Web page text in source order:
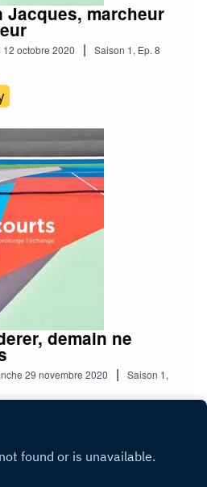
Jacques, marcheur
12 octobre 2020 | Saison 1, Ep. 8
demain ne
29 novembre 2020 | Saison 1,